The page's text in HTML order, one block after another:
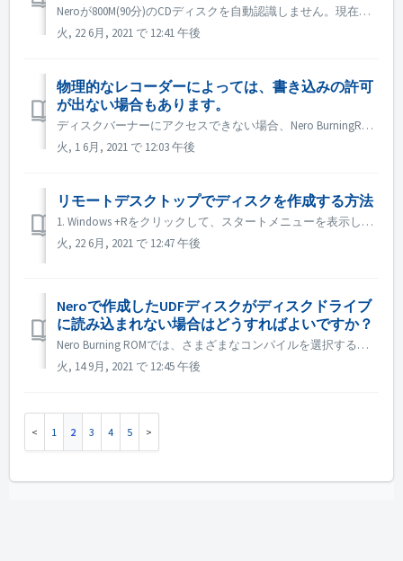
Neroが800M(90分)のCDディスクを自動認識しません。現在も700M(80分)として認識されています。 800M近いデータをフルディスクで書き込む必要がある場合は、「OverBurn」機能を有効にすることができます。 Nero Burning ROM/Nero Expressの「オプション」ダ...
火, 22 6月, 2021 で 12:41 午後
物理的なレコーダーによっては、書き込みの許可
が出ない場合もあります。
ディスクバーナーにアクセスできない場合、Nero BurningROMまたはNero Expressを開くと、エラーメッセージがポップアップ表示されます。 解決方法： 管理者アカウントでWIN+Rを押して gpedit.msc と入力し、「CD and DVD:Deny read acces...
火, 1 6月, 2021 で 12:03 午後
リモートデスクトップでディスクを作成する方法
1. Windows +Rをクリックして、スタートメニューを表示します。 2. 検索ボックスに gpedit.msc と入力し、キーボードの[Enter]キーを押します。ローカルグループポリシーエディターが表示されます。 3. ローカルグループポリシーエディターのウィンドウが開いたら、Adm...
火, 22 6月, 2021 で 12:47 午後
Neroで作成したUDFディスクがディスクドライブ
に読み込まれない場合はどうすればよいですか？
Nero Burning ROMでは、さまざまなコンパイルを選択することができます。 UDF ディスクを作成した場合、ディスクドライブと UDF の互換性が低いと、ディスクの読み取りに失敗することがあります。 ISOやUDF/ISOのような他のコンパイレーションを選択して、再度お試しになることをお勧めします。 ...
火, 14 9月, 2021 で 12:45 午後
1 2 3 4 5